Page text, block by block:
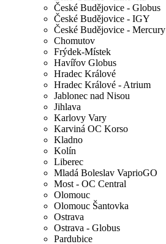
České Budějovice - Globus
České Budějovice - IGY
České Budějovice - Mercury
Chomutov
Frýdek-Místek
Havířov Globus
Hradec Králové
Hradec Králové - Atrium
Jablonec nad Nisou
Jihlava
Karlovy Vary
Karviná OC Korso
Kladno
Kolín
Liberec
Mladá Boleslav VaprioGO
Most - OC Central
Olomouc
Olomouc Šantovka
Ostrava
Ostrava - Globus
Pardubice